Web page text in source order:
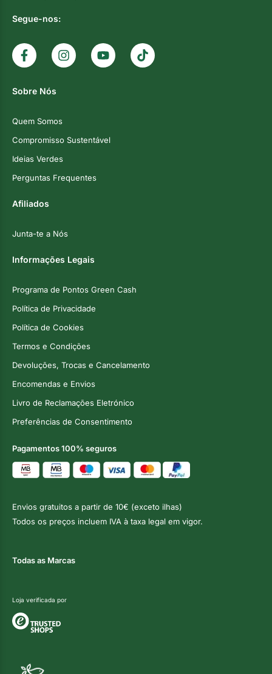
Segue-nos:
Sobre Nós
Quem Somos
Compromisso Sustentável
Ideias Verdes
Perguntas Frequentes
Afiliados
Junta-te a Nós
Informações Legais
Programa de Pontos Green Cash
Política de Privacidade
Política de Cookies
Termos e Condições
Devoluções, Trocas e Cancelamento
Encomendas e Envios
Livro de Reclamações Eletrónico
Preferências de Consentimento
Pagamentos 100% seguros
Envios gratuitos a partir de 10€ (exceto ilhas)
Todos os preços incluem IVA à taxa legal em vigor.
Todas as Marcas
Loja verificada por